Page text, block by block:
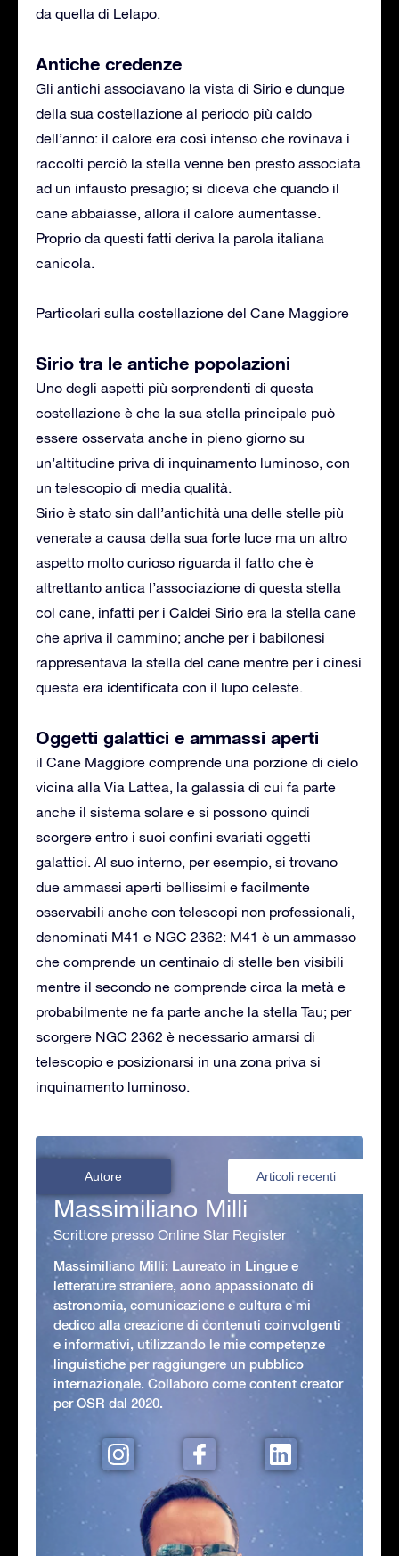
da quella di Lelapo.
Antiche credenze
Gli antichi associavano la vista di Sirio e dunque
della sua costellazione al periodo più caldo
dell’anno: il calore era così intenso che rovinava i
raccolti perciò la stella venne ben presto associata
ad un infausto presagio; si diceva che quando il
cane abbaiasse, allora il calore aumentasse.
Proprio da questi fatti deriva la parola italiana
canicola.
Particolari sulla costellazione del Cane Maggiore
Sirio tra le antiche popolazioni
Uno degli aspetti più sorprendenti di questa
costellazione è che la sua stella principale può
essere osservata anche in pieno giorno su
un’altitudine priva di inquinamento luminoso, con
un telescopio di media qualità.
Sirio è stato sin dall’antichità una delle stelle più
venerate a causa della sua forte luce ma un altro
aspetto molto curioso riguarda il fatto che è
altrettanto antica l’associazione di questa stella
col cane, infatti per i Caldei Sirio era la stella cane
che apriva il cammino; anche per i babilonesi
rappresentava la stella del cane mentre per i cinesi
questa era identificata con il lupo celeste.
Oggetti galattici e ammassi aperti
il Cane Maggiore comprende una porzione di cielo
vicina alla Via Lattea, la galassia di cui fa parte
anche il sistema solare e si possono quindi
scorgere entro i suoi confini svariati oggetti
galattici. Al suo interno, per esempio, si trovano
due ammassi aperti bellissimi e facilmente
osservabili anche con telescopi non professionali,
denominati M41 e NGC 2362: M41 è un ammasso
che comprende un centinaio di stelle ben visibili
mentre il secondo ne comprende circa la metà e
probabilmente ne fa parte anche la stella Tau; per
scorgere NGC 2362 è necessario armarsi di
telescopio e posizionarsi in una zona priva si
inquinamento luminoso.
Autore Articoli recenti
Massimiliano Milli
Scrittore presso Online Star Register
Massimiliano Milli: Laureato in Lingue e
letterature straniere, aono appassionato di
astronomia, comunicazione e cultura e mi
dedico alla creazione di contenuti coinvolgenti
e informativi, utilizzando le mie competenze
linguistiche per raggiungere un pubblico
internazionale. Collaboro come content creator
per OSR dal 2020.